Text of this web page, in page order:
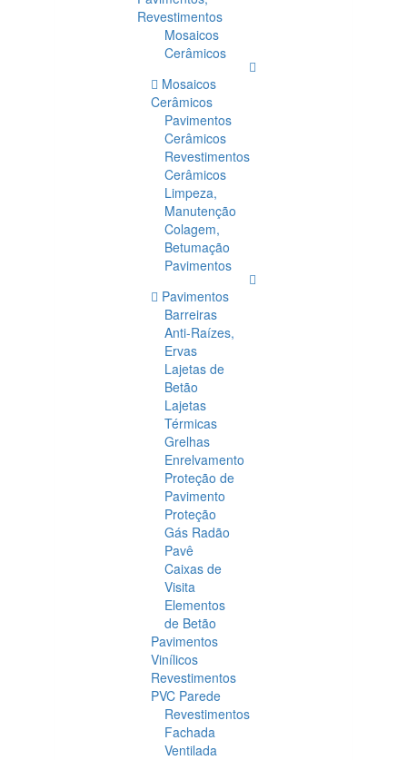
Revestimentos
Mosaicos
Cerâmicos
Mosaicos
Cerâmicos
Pavimentos
Cerâmicos
Revestimentos
Cerâmicos
Limpeza,
Manutenção
Colagem,
Betumação
Pavimentos
Pavimentos
Barreiras
Anti-Raízes,
Ervas
Lajetas de
Betão
Lajetas
Térmicas
Grelhas
Enrelvamento
Proteção de
Pavimento
Proteção
Gás Radão
Pavê
Caixas de
Visita
Elementos
de Betão
Pavimentos
Vinílicos
Revestimentos
PVC Parede
Revestimentos
Fachada
Ventilada